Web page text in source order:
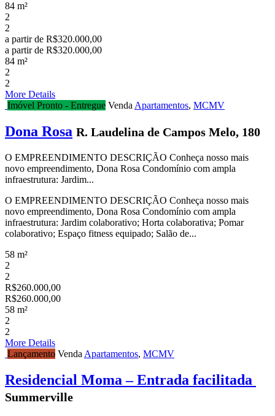
84 m²
2
2
a partir de R$320.000,00
a partir de R$320.000,00
84 m²
2
2
More Details
Imóvel Pronto - Entregue Venda Apartamentos, MCMV
Dona Rosa R. Laudelina de Campos Melo, 180
O EMPREENDIMENTO DESCRIÇÃO Conheça nosso mais
novo empreendimento, Dona Rosa Condomínio com ampla
infraestrutura: Jardim...
O EMPREENDIMENTO DESCRIÇÃO Conheça nosso mais
novo empreendimento, Dona Rosa Condomínio com ampla
infraestrutura: Jardim colaborativo; Horta colaborativa; Pomar
colaborativo; Espaço fitness equipado; Salão de...
58 m²
2
2
R$260.000,00
R$260.000,00
58 m²
2
2
More Details
Lançamento Venda Apartamentos, MCMV
Residencial Moma – Entrada facilitada
Summerville